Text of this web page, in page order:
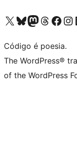
Acessar nossa conta do X (antigo Twitter)
Acessar nossa conta do Bluesky
Acessar nossa conta do
Acessar nossa conta do
Acessar nossa
Código é poesia.
The WordPress®
of the WordPress